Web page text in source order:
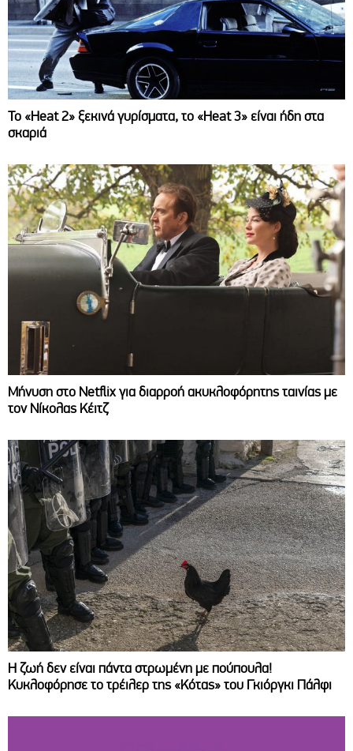
Το «Heat 2» ξεκινά γυρίσματα, το «Heat 3» είναι ήδη στα
σκαριά
Μήνυση στο Netflix για διαρροή ακυκλοφόρητης ταινίας με
τον Νίκολας Κέιτζ
Η ζωή δεν είναι πάντα στρωμένη με πούπουλα!
Κυκλοφόρησε το τρέιλερ της «Κότας» του Γκιόργκι Πάλφι